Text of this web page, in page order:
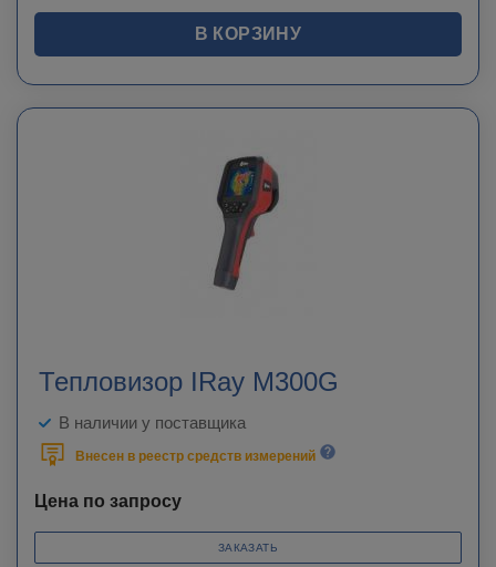
В КОРЗИНУ
Тепловизор IRay M300G
В наличии у поставщика
Внесен в реестр средств измерений
Цена по запросу
ЗАКАЗАТЬ